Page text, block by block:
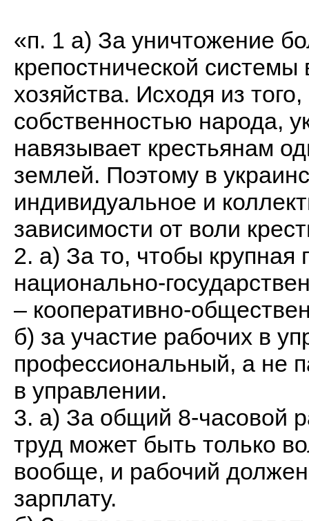
«п. 1 а) За уничтожение
крепостнической системы
хозяйства. Исходя из
собственностью народа,
навязывает крестьянам
землей. Поэтому в
индивидуальное и
зависимости от воли
2. а) За то, чтобы
национально-
– кооперативно-
б) за участие рабочих в
профессиональный, а не
в управлении.
3. а) За общий 8-часовой
труд может быть только
вообще, и рабочий
зарплату.